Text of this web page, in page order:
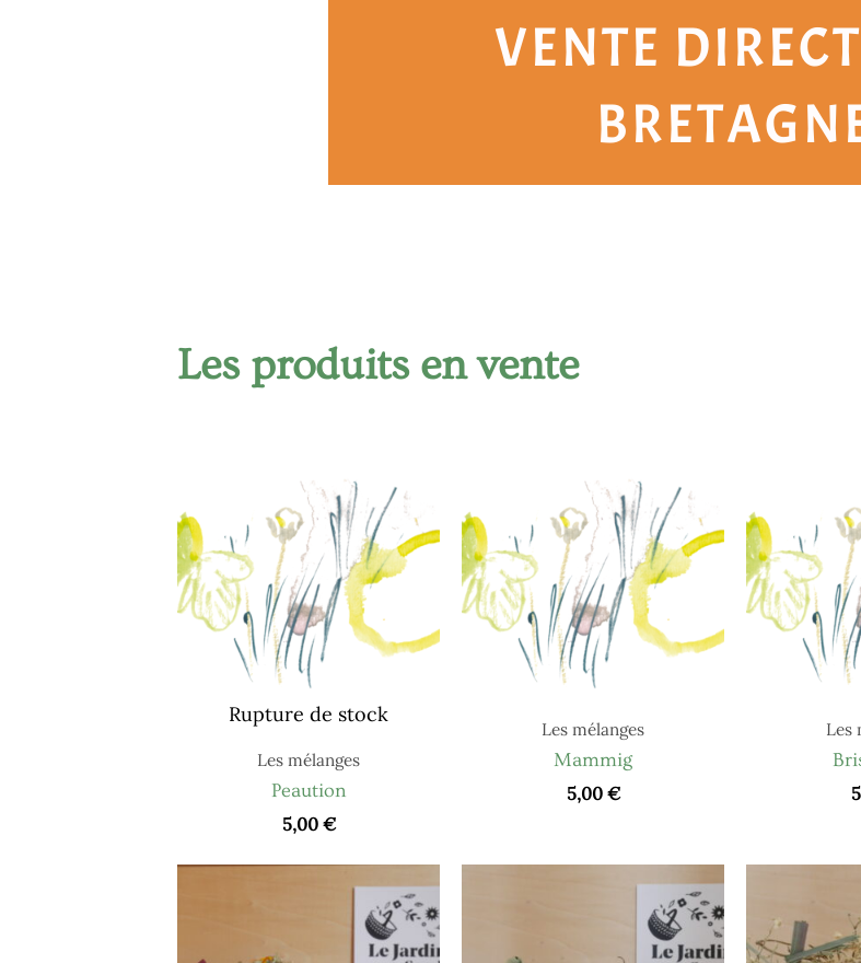
VENTE
Les produits en vente
Rupture de stock
Les mélanges
Peaution
5,00 €
Les mélanges
Mammig
5,00 €
Les